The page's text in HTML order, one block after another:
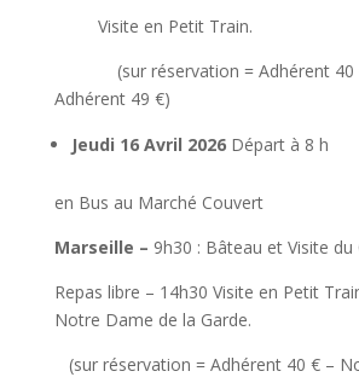
Visite en Petit Train.
(sur réservation = Adhérent 40
Adhérent 49 €)
Jeudi 16 Avril 2026Départ à 8 h
en Bus au Marché Couvert
Marseille – 9h30 : Bâteau et Visite du
Repas libre – 14h30 Visite en Petit
Notre Dame de la Garde.
(sur réservation = Adhérent 40 € –